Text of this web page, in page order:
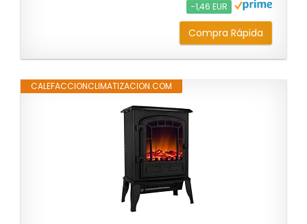
−1,46 EUR
Compra Rápida
CALEFACCIONCLIMATIZACION.COM